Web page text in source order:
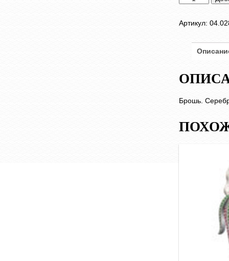
товара
"Собачка"
Артикул:
Брошь.